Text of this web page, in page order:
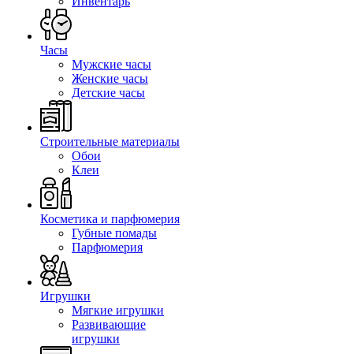
Часы
Мужские часы
Женские часы
Детские часы
Строительные материалы
Обои
Клеи
Косметика и парфюмерия
Губные помады
Парфюмерия
Игрушки
Мягкие игрушки
Развивающие
игрушки